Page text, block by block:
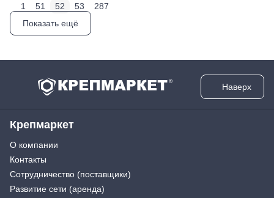
1 51 52 53
287
Показать ещё
Наверх
Крепмаркет
О компании
Контакты
Сотрудничество (поставщики)
Развитие сети (аренда)